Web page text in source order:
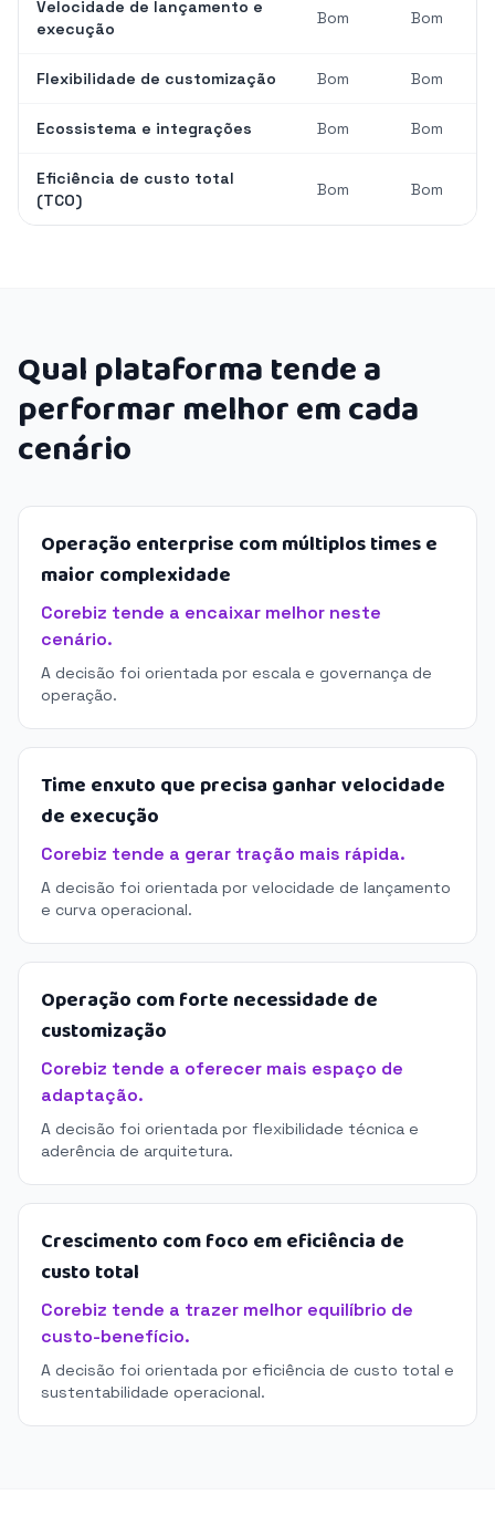
Velocidade de lançamento e
execução
Bom Bom
Flexibilidade de customização Bom Bom
Ecossistema e integrações Bom Bom
Eficiência de custo total
(TCO)
Bom Bom
Qual plataforma tende a
performar melhor em cada
cenário
Operação enterprise com múltiplos times e
maior complexidade
Corebiz tende a encaixar melhor neste
cenário.
A decisão foi orientada por escala e governança de
operação.
Time enxuto que precisa ganhar velocidade
de execução
Corebiz tende a gerar tração mais rápida.
A decisão foi orientada por velocidade de lançamento
e curva operacional.
Operação com forte necessidade de
customização
Corebiz tende a oferecer mais espaço de
adaptação.
A decisão foi orientada por flexibilidade técnica e
aderência de arquitetura.
Crescimento com foco em eficiência de
custo total
Corebiz tende a trazer melhor equilíbrio de
custo-benefício.
A decisão foi orientada por eficiência de custo total e
sustentabilidade operacional.